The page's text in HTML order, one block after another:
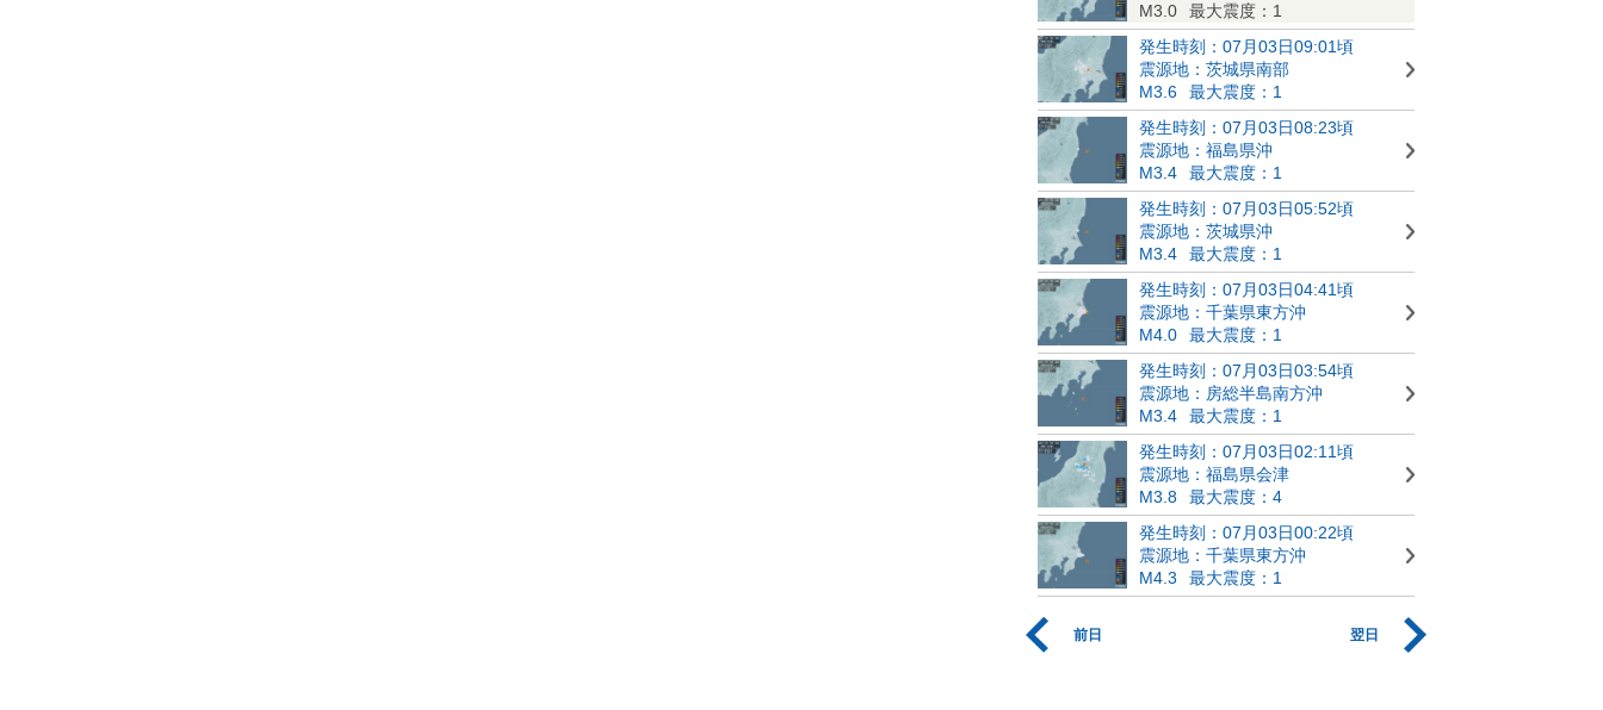
M3.0
最大震度：1
発生時刻：07月03日09:01頃
震源地：茨城県南部
M3.6
最大震度：1
発生時刻：07月03日08:23頃
震源地：福島県沖
M3.4
最大震度：1
発生時刻：07月03日05:52頃
震源地：茨城県沖
M3.4
最大震度：1
発生時刻：07月03日04:41頃
震源地：千葉県東方沖
M4.0
最大震度：1
発生時刻：07月03日03:54頃
震源地：房総半島南方沖
M3.4
最大震度：1
発生時刻：07月03日02:11頃
震源地：福島県会津
M3.8
最大震度：4
発生時刻：07月03日00:22頃
震源地：千葉県東方沖
M4.3
最大震度：1
前日 翌日